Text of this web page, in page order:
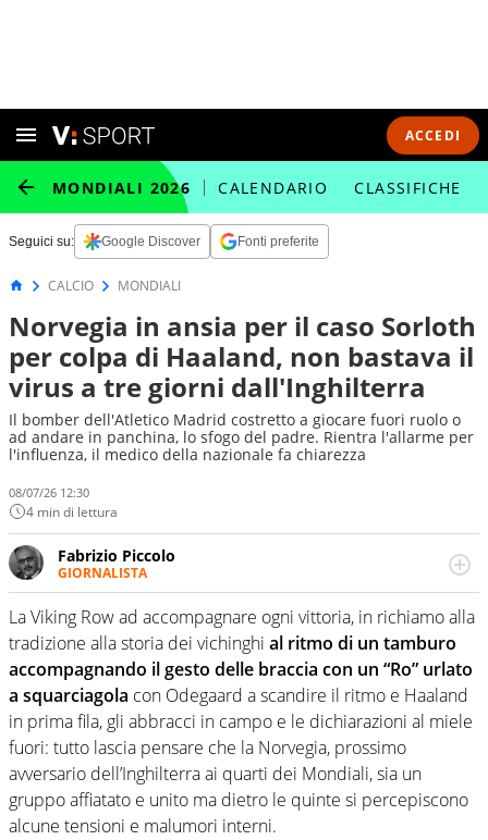
ACCEDI
MONDIALI 2026 CALENDARIO CLASSIFICHE
Seguici su: Google Discover Fonti preferite
CALCIO MONDIALI
Norvegia in ansia per il caso Sorloth
per colpa di Haaland, non bastava il
virus a tre giorni dall'Inghilterra
Il bomber dell'Atletico Madrid costretto a giocare fuori ruolo o
ad andare in panchina, lo sfogo del padre. Rientra l'allarme per
l'influenza, il medico della nazionale fa chiarezza
08/07/26 12:30
4 min di lettura
Fabrizio Piccolo
GIORNALISTA
Nella sua carriera ha seguito numerose manifestazioni
sportive e collaborato con agenzie e testate. Esperienza,
competenza, conoscenza e memoria storica. Si occupa
prevalentemente di calcio
La Viking Row ad accompagnare ogni vittoria, in richiamo alla
tradizione alla storia dei vichinghi al ritmo di un tamburo
accompagnando il gesto delle braccia con un “Ro” urlato
a squarciagola con Odegaard a scandire il ritmo e Haaland
in prima fila, gli abbracci in campo e le dichiarazioni al miele
fuori: tutto lascia pensare che la Norvegia, prossimo
avversario dell’Inghilterra ai quarti dei Mondiali, sia un
gruppo affiatato e unito ma dietro le quinte si percepiscono
alcune tensioni e malumori interni.